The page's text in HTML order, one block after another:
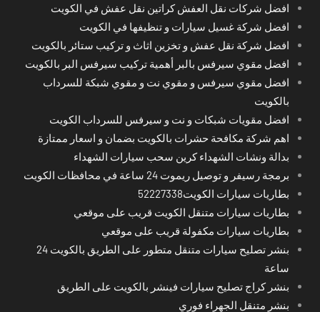
افضل شركات نقل العفش كراتين نقل عفش في الكويت
افضل شركة غسيل سيارات و تنظيفها في الكويت
افضل شركة نقل عفش و تخزين اثاث و تركيب ستائر بالكويت
افضل مقوي سيرفس بالبر أهمية تركيب سيرفس البر بالكويت
افضل مقوي سيرفس و مقوي نت و مقوي شبكة للسرداب
بالكويت
افضل مقويات شبكات و نت و سيرفس للسرداب الكويت
اهم شركة مكافحة حشرات بالكويت بضمان و اسعار ممتازة
بدالة ونشات الشهداء كرين سحب سيارات الشهداء
برمجة رسيفر و توصيل ريموت 24 ساعة في محافظات الكويت
بطاريات سيارات الكويت52227338
بطاريات سيارات متنقل الكويت قريب على موقعي
بطاريات سيارات مكفولة قريب على موقعي
بنشر تصليح سيارات متنقل متطور على الطريق بالكويت 24
ساعة
بنشر كراج تصليح سيارات فينشر بالكويت على الطريق
بنشر متنقل الجهراء فوري